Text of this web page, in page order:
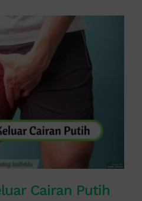
Cairan Putih